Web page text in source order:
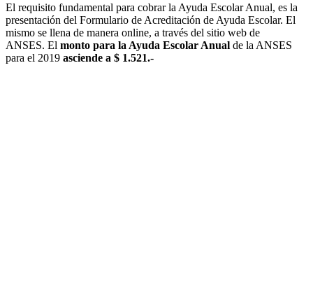
El requisito fundamental para cobrar la Ayuda Escolar Anual, es la
presentación del Formulario de Acreditación de Ayuda Escolar. El
mismo se llena de manera online, a través del sitio web de
ANSES. El monto para la Ayuda Escolar Anual de la ANSES
para el 2019 asciende a $ 1.521.-